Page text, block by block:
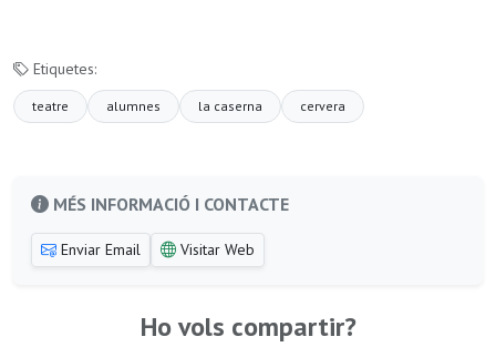
Etiquetes:
teatre alumnes la caserna cervera
MÉS INFORMACIÓ I CONTACTE
Enviar Email Visitar Web
Ho vols compartir?